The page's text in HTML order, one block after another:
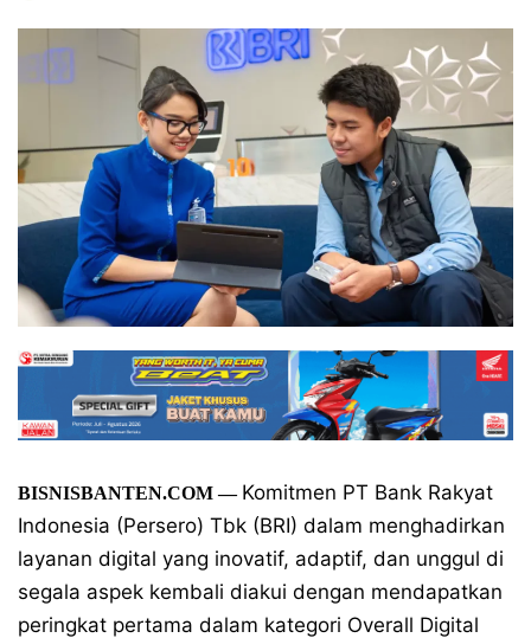
BISNISBANTEN.COM— Komitmen PT Bank Rakyat
Indonesia (Persero) Tbk (BRI) dalam menghadirkan
layanan digital yang inovatif, adaptif, dan unggul di
segala aspek kembali diakui dengan mendapatkan
peringkat pertama dalam kategori Overall Digital